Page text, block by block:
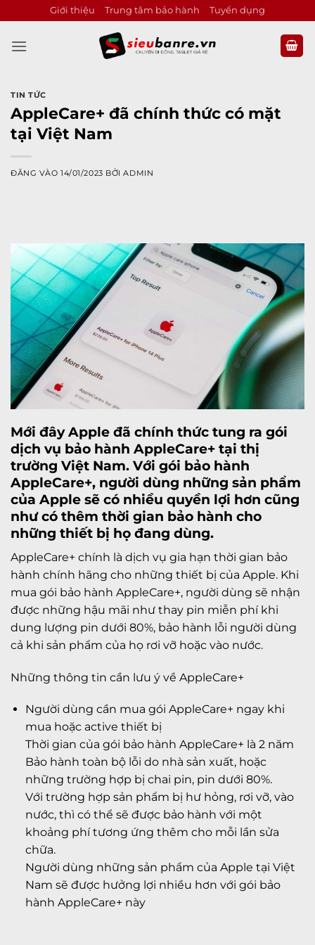
qua
nội
Giới thiệu Trung tâm bảo hành Tuyển dụng
TIN TỨC
AppleCare+ đã chính thức có mặt
tại Việt Nam
ĐĂNG VÀO14/01/2023 BỞIADMIN
Mới đây Apple đã chính thức tung ra gói
dịch vụ bảo hành AppleCare+ tại thị
trường Việt Nam. Với gói bảo hành
AppleCare+, người dùng những sản phẩm
của Apple sẽ có nhiều quyền lợi hơn cũng
như có thêm thời gian bảo hành cho
những thiết bị họ đang dùng.
AppleCare+ chính là dịch vụ gia hạn thời gian bảo
hành chính hãng cho những thiết bị của Apple. Khi
mua gói bảo hành AppleCare+, người dùng sẽ nhận
được những hậu mãi như thay pin miễn phí khi
dung lượng pin dưới 80%, bảo hành lỗi người dùng
cả khi sản phẩm của họ rơi vỡ hoặc vào nước.
Những thông tin cần lưu ý về AppleCare+
Người dùng cần mua gói AppleCare+ ngay khi
mua hoặc active thiết bị
Thời gian của gói bảo hành AppleCare+ là 2 năm
Bảo hành toàn bộ lỗi do nhà sản xuất, hoặc
những trường hợp bị chai pin, pin dưới 80%.
Với trường hợp sản phẩm bị hư hỏng, rơi vỡ, vào
nước, thì có thể sẽ được bảo hành với một
khoảng phí tương ứng thêm cho mỗi lần sửa
chữa.
Người dùng những sản phẩm của Apple tại Việt
Nam sẽ được hưởng lợi nhiều hơn với gói bảo
hành AppleCare+ này